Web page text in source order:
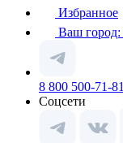
Избранное
Ваш город:
8 800 500-71-81
Соцсети